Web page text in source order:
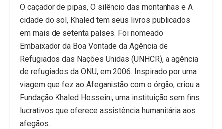
O caçador de pipas, O silêncio das montanhas e A
cidade do sol, Khaled tem seus livros publicados
em mais de setenta países. Foi nomeado
Embaixador da Boa Vontade da Agência de
Refugiados das Nações Unidas (UNHCR), a agência
de re­fugiados da ONU, em 2006. Inspirado por uma
viagem que fez ao Afeganistão com o órgão, criou a
Fundação Khaled Hosseini, uma instituição sem fins
lucrativos que oferece assistência humanitária aos
afegãos.